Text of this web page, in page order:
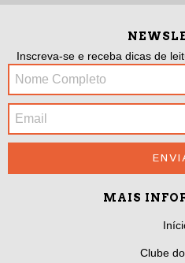
Inscreva-se e receba dicas de
MAIS
Clube